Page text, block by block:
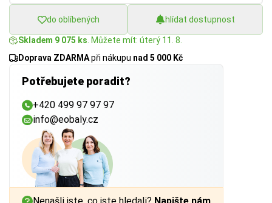
do oblíbených hlídat dostupnost
Skladem 9 075 ks . Můžete mít: úterý 11. 8.
Doprava ZDARMApři nákupu nad 5 000 Kč
Potřebujete poradit?
+420 499 97 97 97
info@eobaly.cz